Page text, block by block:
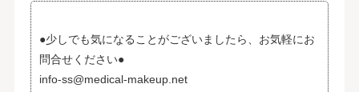
●少しでも気になることがございましたら、お気軽にお
問合せください●
info-ss@medical-makeup.net